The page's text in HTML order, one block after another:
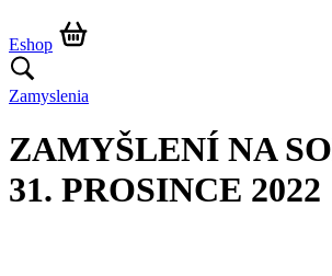
Eshop
Zamyslenia
ZAMYŠLENÍ NA
31. PROSINCE 2022